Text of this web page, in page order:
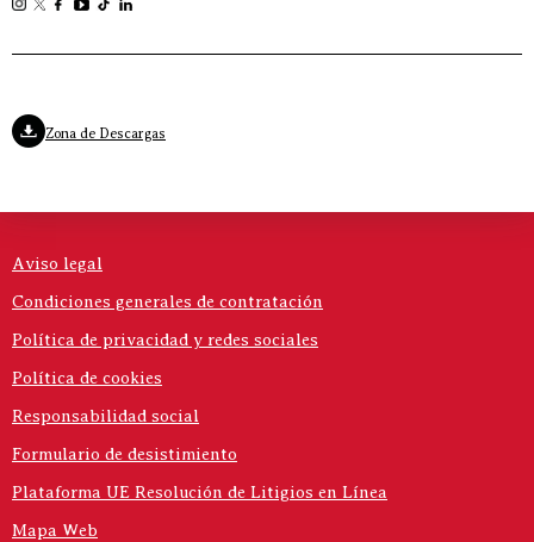
Zona de Descargas
Aviso legal
Condiciones generales de contratación
Política de privacidad y redes sociales
Política de cookies
Responsabilidad social
Formulario de desistimiento
Plataforma UE Resolución de Litigios en Línea
Mapa Web